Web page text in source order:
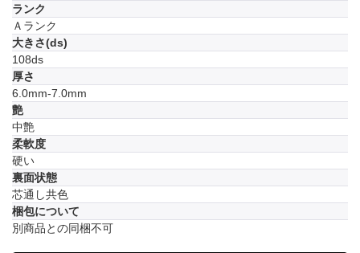
ランク
Ａランク
大きさ(ds)
108ds
厚さ
6.0mm-7.0mm
艶
中艶
柔軟度
硬い
裏面状態
芯通し共色
梱包について
別商品との同梱不可